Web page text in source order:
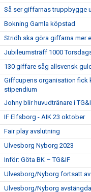
Så ser giffarnas truppbygge
Bokning Gamla köpstad
Stridh ska göra giffarna mer
Jubileumsträff 1000
130 giffare såg allsvensk
Giffcupens organisation fick
stipendium
Johny blir huvudtränare i
IF Elfsborg - AIK 23 oktober
Fair play avslutning
Ulvesborg Nyborg 2023
Inför: Göta BK – TG&IF
Ulvesborg/Nyborg fortsatt
Ulvesborg/Nyborg avstängda